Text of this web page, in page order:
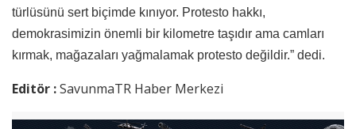
türlüsünü sert biçimde kınıyor. Protesto hakkı,
demokrasimizin önemli bir kilometre taşıdır ama camları
kırmak, mağazaları yağmalamak protesto değildir.” dedi.
Editör :SavunmaTR Haber Merkezi